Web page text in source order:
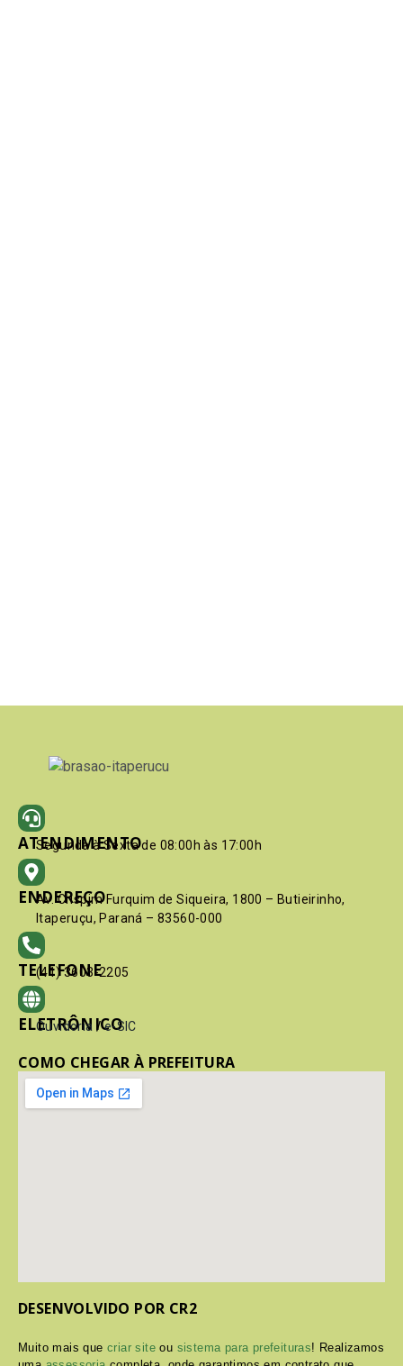
ATENDIMENTO
Segunda à Sexta de 08:00h às 17:00h
ENDEREÇO
Av. Crispim Furquim de Siqueira, 1800 – Butieirinho,
Itaperuçu, Paraná – 83560-000
TELEFONE
(41) 3603-2205
ELETRÔNICO
Ouvidoria / e-SIC
COMO CHEGAR À PREFEITURA
DESENVOLVIDO POR CR2
Muito mais quecriar site ou sistema para prefeituras! Realizamos